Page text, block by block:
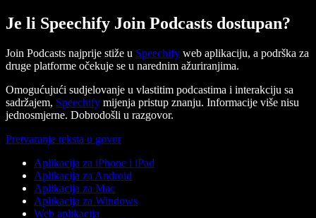
Je li Speechify Join Podcasts dostupan?
Join Podcasts najprije stiže u Speechify web aplikaciju, a podrška za
druge platforme očekuje se u narednim ažuriranjima.
Omogućujući sudjelovanje u vlastitim podcastima i interakciju sa
sadržajem, Speechify mijenja pristup znanju. Informacije više nisu
jednosmjerne. Dobrodošli u razgovor.
Pretvaranje teksta u govor
Aplikacija za iPhone i iPad
Aplikacija za Android
Aplikacija za Mac
Aplikacija za Windows
Web aplikacija